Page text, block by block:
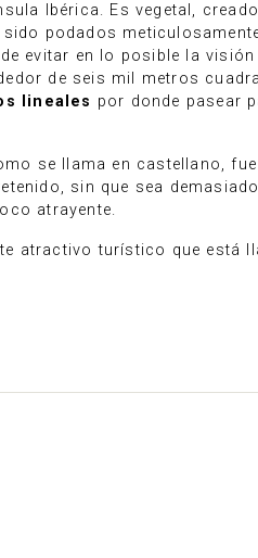
Ibérica. Es vegetal,
podados
evitar en lo posible la
de seis mil metros
lineales por donde pasear
se llama en castellano,
sin que sea
atrayente.
atractivo turístico que está